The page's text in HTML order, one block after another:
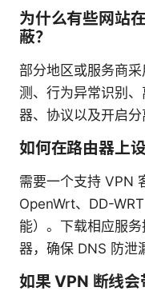
为什么有些网站
蔽？
部分地区或服务商
测、行为异常识别
器、协议以及开启分
如何在路由器上
需要一个支持 VPN
OpenWrt、DD-
能）。下载相应服
器，确保 DNS 防泄
如果 VPN 断线会